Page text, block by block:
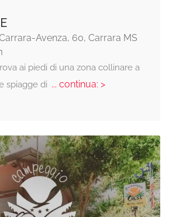
Avenza, 60, Carrara MS
ai piedi di una zona collinare a
spiagge di ... continua: >